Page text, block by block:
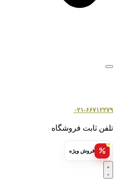
۰۲۱-۶۶۷۱۲۲۷۹
تلفن ثابت فروشگاه
فروش ویژه